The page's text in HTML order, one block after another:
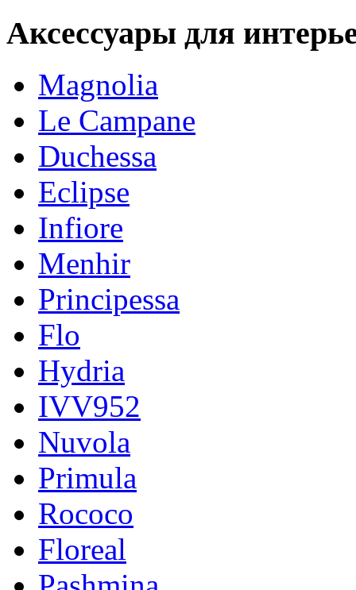
Аксессуары для
Magnolia
Le Campane
Duchessa
Eclipse
Infiore
Menhir
Principessa
Flo
Hydria
IVV952
Nuvola
Primula
Rococo
Floreal